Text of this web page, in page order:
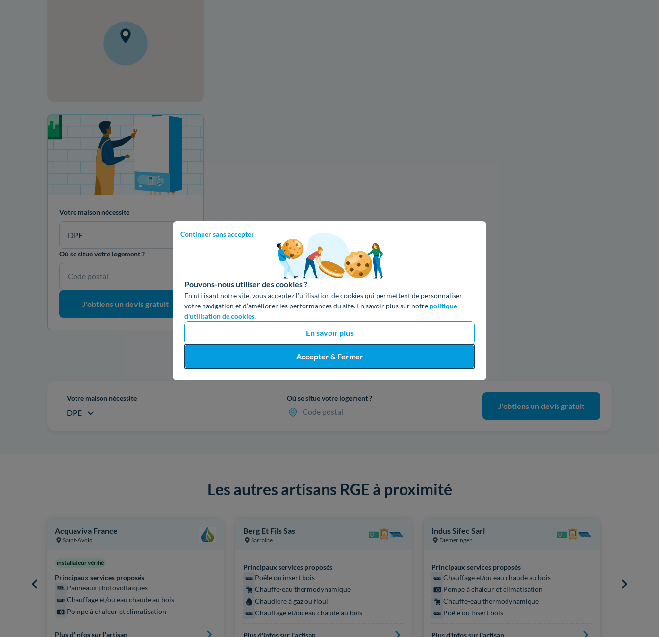
Continuer sans accepter
Pouvons-nous utiliser des cookies ?
En utilisant notre site, vous acceptez l’utilisation de cookies qui permettent de personnaliser
votre navigation et d’améliorer les performances du site. En savoir plus sur notre politique
d'utilisation de cookies.
En savoir plus
Accepter & Fermer
Votre projet de rénovation
Votre maison nécessite
DPE
Où se situe votre logement ?
Code postal
J'obtiens un devis gratuit
Recevez votre devis gratuit en 3 clics
Votre maison nécessite
DPE
Où se situe votre logement ?
Code postal
J'obtiens un devis gratuit
Les autres artisans RGE à proximité
Acquaviva France
Saint-Avold
installateur vérifié
Principaux services proposés
Panneaux photovoltaïques
Chauffage et/ou eau chaude au bois
Pompe à chaleur et climatisation
Plus d'infos sur l'artisan
Berg Et Fils Sas
Sarralbe
Principaux services proposés
Poêle ou insert bois
Chauffe-eau thermodynamique
Chaudière à gaz ou fioul
Chauffage et/ou eau chaude au bois
Plus d'infos sur l'artisan
Indus Sifec Sarl
Diemeringen
Principaux services proposés
Chauffage et/ou eau chaude au bois
Pompe à chaleur et climatisation
Chauffe-eau thermodynamique
Poêle ou insert bois
Plus d'infos sur l'artisan